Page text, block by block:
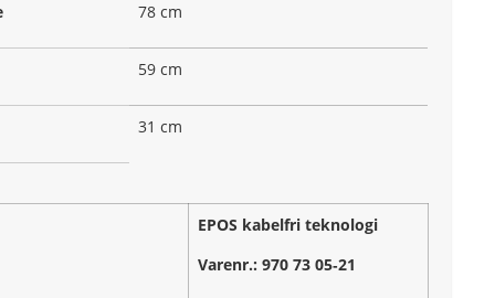
78 cm
59 cm
31 cm
EPOS kabelfri teknologi
Varenr.: 970 73 05‑21